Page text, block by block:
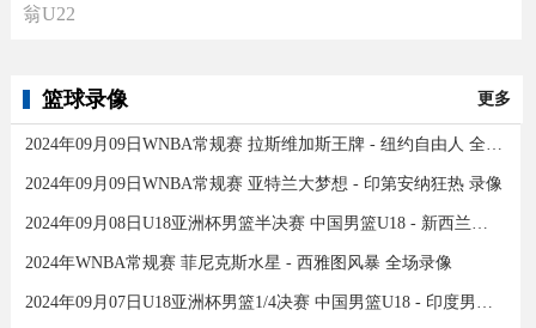
翁U22
篮球录像 更多
2024年09月09日WNBA常规赛 拉斯维加斯王牌 - 纽约自由人 全场录像
2024年09月09日WNBA常规赛 亚特兰大梦想 - 印第安纳狂热 录像
2024年09月08日U18亚洲杯男篮半决赛 中国男篮U18 - 新西兰男篮U18 录像
2024年WNBA常规赛 菲尼克斯水星 - 西雅图风暴 全场录像
2024年09月07日U18亚洲杯男篮1/4决赛 中国男篮U18 - 印度男篮U18 录像